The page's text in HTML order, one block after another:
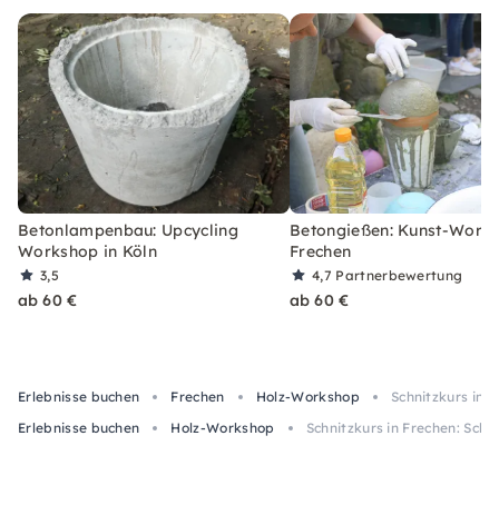
Betonlampenbau: Upcycling
Workshop in Köln
3,5
ab 60 €
Betongießen: Kunst-
Frechen
4,7 Partnerbewertung
ab 60 €
Erlebnisse buchen Frechen Holz-Workshop
Schnitzkurs in
Erlebnisse buchen
Holz-Workshop Schnitzkurs in Frechen: